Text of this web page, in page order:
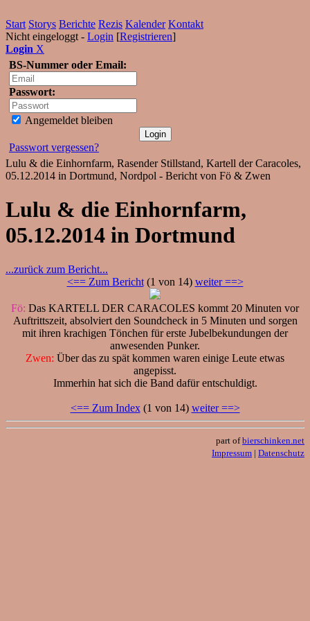
Start Storys Berichte Rezis Kalender Kontakt
Nicht eingeloggt - Login [Registrieren]
Login X
BS-Nummer oder Email:
Passwort:
Angemeldet bleiben
Passwort vergessen?
Lulu & die Einhornfarm, Rasender Stillstand, Kartell der Caracoles,
05.12.2014 in Dortmund, Nordpol - Bericht von Fö & Zwen
Lulu & die Einhornfarm,
05.12.2014 in Dortmund
...zurück zum Bericht...
<== Zum Bericht(1 von 14) weiter ==>
Fö: Das KARTELL DER CARACOLES kommt 20 Minuten vor
Auftrittszeit, absolviert den Soundcheck in 5 Minuten und sorgen
mit ihren krachigen Tönchen für erste Jubelbekundungen der
anwesenden Punker.
Zwen: Über das zu spät kommen waren einige Leute etwas
angepisst.
Immerhin hat sich die Band dafür entschuldigt.
<== Zum Index(1 von 14) weiter ==>
part ofbierschinken.net
Impressum | Datenschutz